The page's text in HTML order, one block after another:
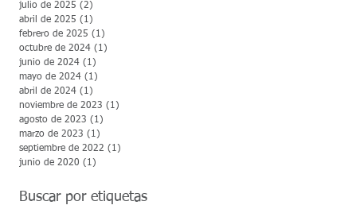
julio de 2025 (2)
abril de 2025 (1)
febrero de 2025 (1)
octubre de 2024 (1)
junio de 2024 (1)
mayo de 2024 (1)
abril de 2024 (1)
noviembre de 2023 (1)
agosto de 2023 (1)
marzo de 2023 (1)
septiembre de 2022 (1)
junio de 2020 (1)
Buscar por etiquetas